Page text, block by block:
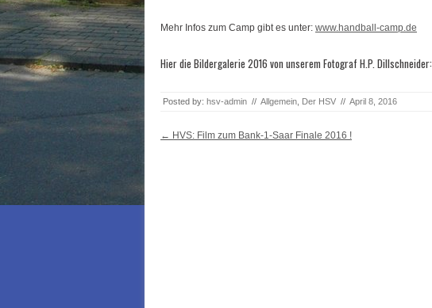
Mehr Infos zum Camp gibt es unter: www.handball-camp.de
Hier die Bildergalerie 2016 von unserem Fotograf H.P. Dillschneider:
Posted by: hsv-admin // Allgemein Der HSV // April 8, 2016
Post navigation
← HVS: Film zum Bank-1-Saar Finale 2016 !